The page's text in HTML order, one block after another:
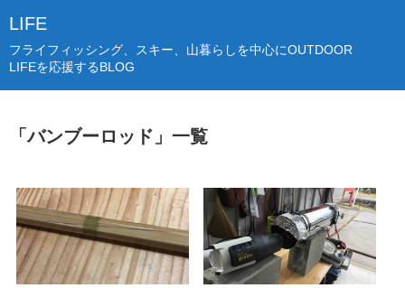
LIFE
フライフィッシング、スキー、山暮らしを中心にOUTDOOR
LIFEを応援するBLOG
「バンブーロッド 」 一覧